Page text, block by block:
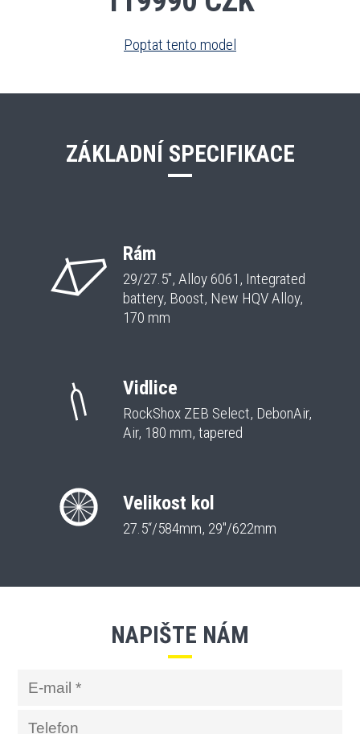
Poptat tento model
ZÁKLADNÍ SPECIFIKACE
Rám
29/27.5", Alloy 6061, Integrated
battery, Boost, New HQV Alloy,
170 mm
Vidlice
RockShox ZEB Select, DebonAir,
Air, 180 mm, tapered
Velikost kol
27.5“/584mm, 29"/622mm
NAPIŠTE NÁM